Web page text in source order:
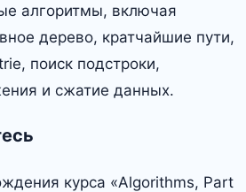
алгоритмы, включая
дерево, кратчайшие пути,
поиск подстроки,
и сжатие данных.
курса «Algorithms, Part